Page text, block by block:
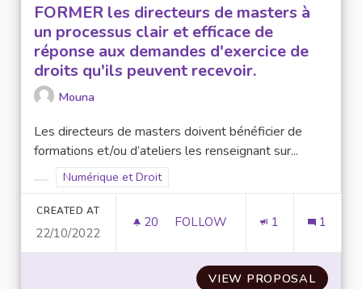
FORMER les directeurs de masters à
un processus clair et efficace de
réponse aux demandes d'exercice de
droits qu'ils peuvent recevoir.
Mouna
Les directeurs de masters doivent bénéficier de
formations et/ou d’ateliers les renseignant sur...
Filter results for category:
Filter results for scope: Numérique et Droit
Numérique et Droit
CREATED AT
22/10/2022
20 20 FOLLOWERS
FOLLOW 1 1
VIEW PROPOSAL